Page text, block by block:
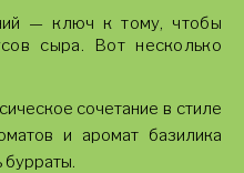
— ключ к тому, чтобы
сыра. Вот несколько
сочетание в стиле
и аромат базилика
бурраты.